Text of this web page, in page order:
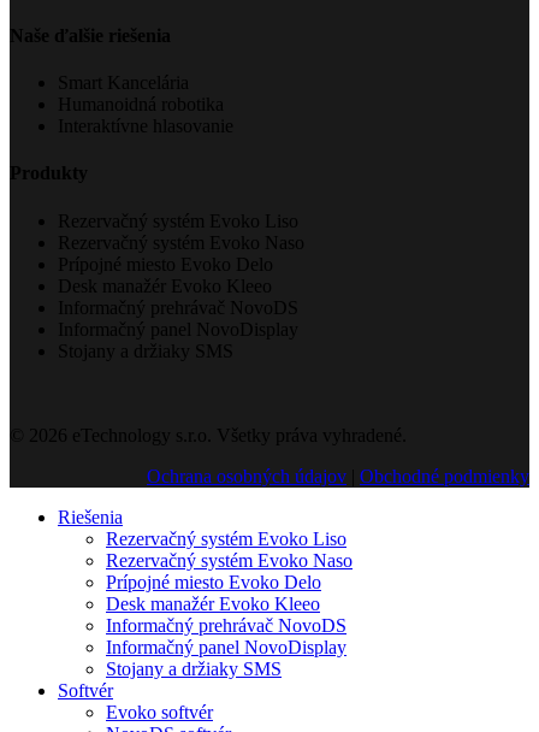
Naše ďalšie riešenia
Smart Kancelária
Humanoidná robotika
Interaktívne hlasovanie
Produkty
Rezervačný systém Evoko Liso
Rezervačný systém Evoko Naso
Prípojné miesto Evoko Delo
Desk manažér Evoko Kleeo
Informačný prehrávač NovoDS
Informačný panel NovoDisplay
Stojany a držiaky SMS
© 2026 eTechnology s.r.o. Všetky práva vyhradené.
Ochrana osobných údajov
Obchodné podmienky
Riešenia
Rezervačný systém Evoko Liso
Rezervačný systém Evoko Naso
Prípojné miesto Evoko Delo
Desk manažér Evoko Kleeo
Informačný prehrávač NovoDS
Informačný panel NovoDisplay
Stojany a držiaky SMS
Softvér
Evoko softvér